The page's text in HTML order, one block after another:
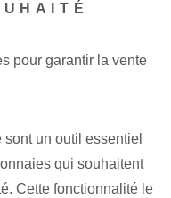
pour garantir la vente
un outil essentiel
qui souhaitent
Cette fonctionnalité le